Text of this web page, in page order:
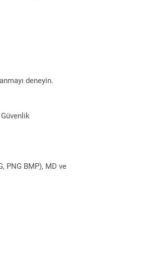
deneyin.
PNG BMP), MD ve